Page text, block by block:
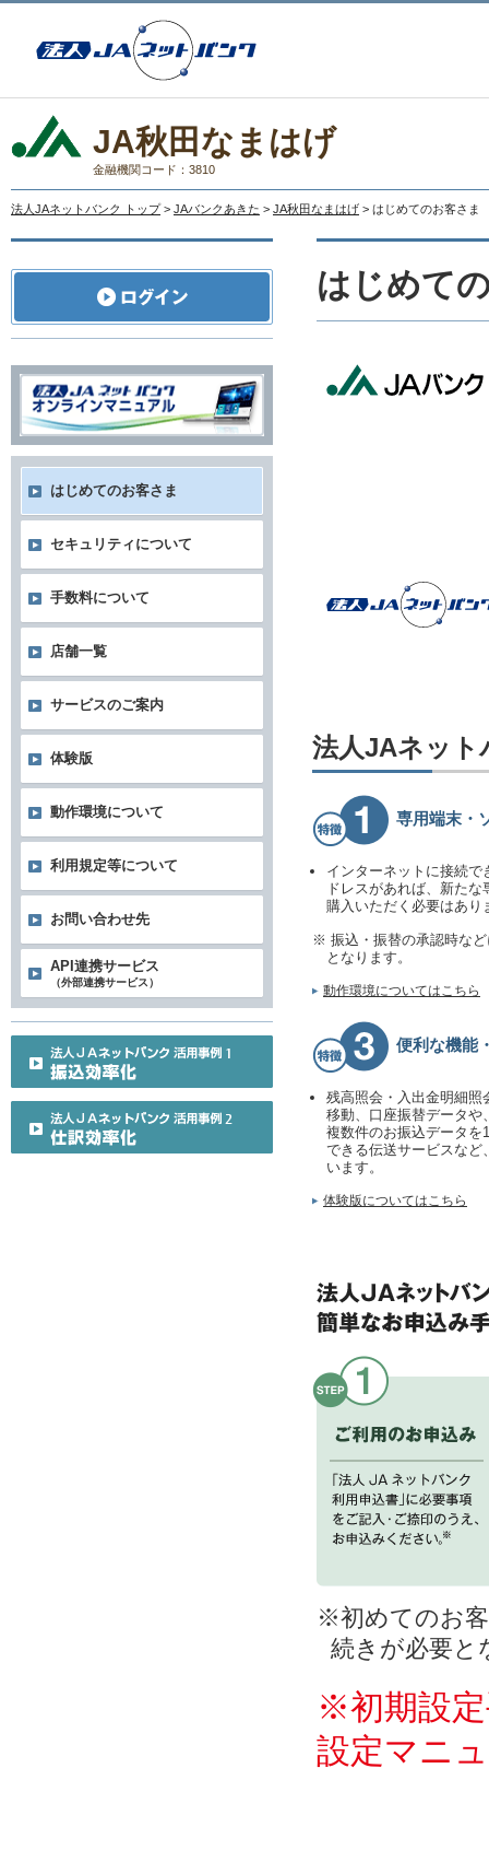
JA秋田なまはげ
金融機関コード：3810
法人JAネットバンク トップ > JAバンクあきた > JA秋田なまはげ > はじめてのお客さま
はじめて
法人JAネット
専用端末・
インターネットに接続
ドレスがあれば、新た
購入いただく必要はあり
※ 振込・振替の承認時な
となります。
動作環境についてはこちら
便利な機能
残高照会・入出金明細照
移動、口座振替データや
複数件のお振込データを
できる伝送サービスなど
います。
体験版についてはこちら
※初めてのお
続きが必要と
※初期設
設定マニ
はじめてのお客さま
セキュリティについて
手数料について
店舗一覧
サービスのご案内
体験版
動作環境について
利用規定等について
お問い合わせ先
API連携サービス
（外部連携サービス）